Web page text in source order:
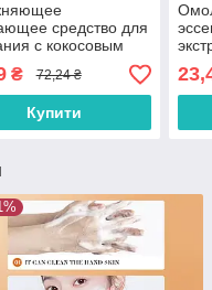
средство для
с кокосовым
SADOER, 100г.
₴ 72,24 ₴
Купити